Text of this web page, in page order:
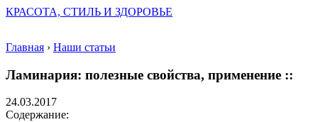
КРАСОТА, СТИЛЬ И ЗДОРОВЬЕ
Главная › Наши статьи
Ламинария: полезные свойства, применение ::
24.03.2017
Содержание: